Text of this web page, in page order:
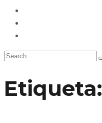
Etiqueta: